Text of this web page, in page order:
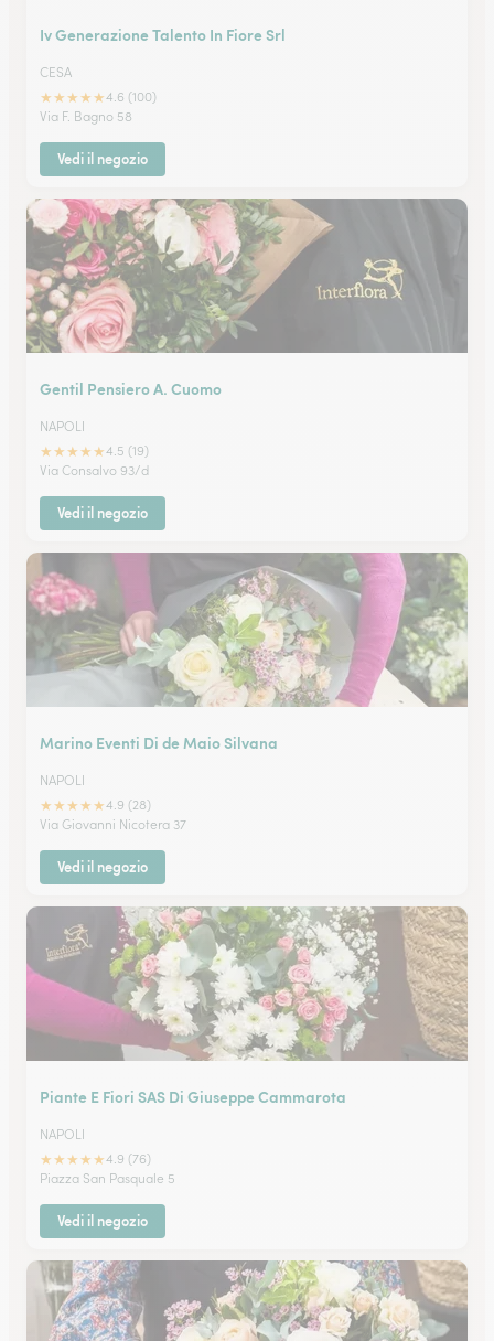
Iv Generazione Talento In Fiore Srl
CESA
★★★★★4.6 (100)
Via F. Bagno 58
Vedi il negozio
Gentil Pensiero A. Cuomo
NAPOLI
★★★★★4.5 (19)
Via Consalvo 93/d
Vedi il negozio
Marino Eventi Di de Maio Silvana
NAPOLI
★★★★★4.9 (28)
Via Giovanni Nicotera 37
Vedi il negozio
Piante E Fiori SAS Di Giuseppe Cammarota
NAPOLI
★★★★★4.9 (76)
Piazza San Pasquale 5
Vedi il negozio